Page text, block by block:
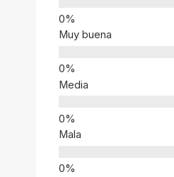
Muy buena
Media
Mala